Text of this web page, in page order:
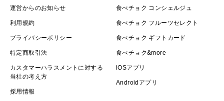
運営からのお知らせ
利用規約
プライバシーポリシー
特定商取引法
カスタマーハラスメントに対する
当社の考え方
採用情報
食べチョク コンシェルジュ
食べチョク フルーツセレクト
食べチョク ギフトカード
食べチョク&more
iOSアプリ
Androidアプリ